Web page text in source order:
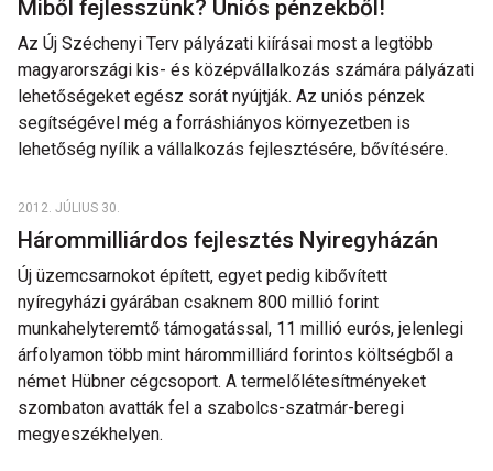
Miből fejlesszünk? Uniós pénzekből!
Az Új Széchenyi Terv pályázati kiírásai most a legtöbb
magyarországi kis- és középvállalkozás számára pályázati
lehetőségeket egész sorát nyújtják. Az uniós pénzek
segítségével még a forráshiányos környezetben is
lehetőség nyílik a vállalkozás fejlesztésére, bővítésére.
2012. JÚLIUS 30.
Hárommilliárdos fejlesztés Nyiregyházán
Új üzemcsarnokot épített, egyet pedig kibővített
nyíregyházi gyárában csaknem 800 millió forint
munkahelyteremtő támogatással, 11 millió eurós, jelenlegi
árfolyamon több mint hárommilliárd forintos költségből a
német Hübner cégcsoport. A termelőlétesítményeket
szombaton avatták fel a szabolcs-szatmár-beregi
megyeszékhelyen.